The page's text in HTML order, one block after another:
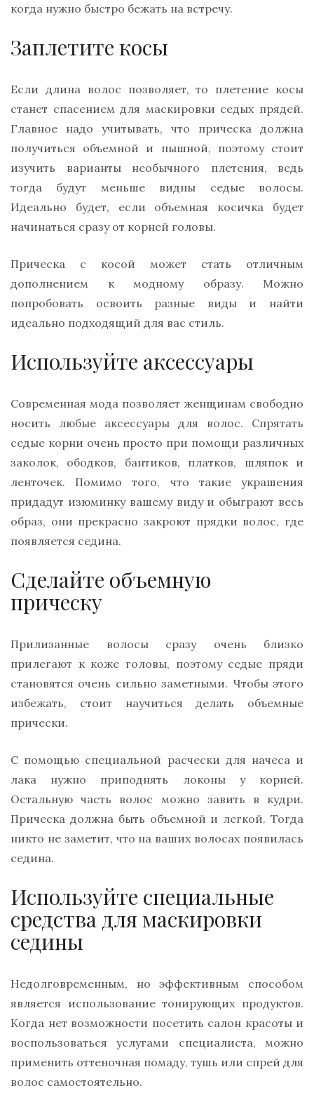
когда нужно быстро бежать на встречу.
Заплетите косы
Если длина волос позволяет, то плетение косы
станет спасением для маскировки седых прядей.
Главное надо учитывать, что прическа должна
получиться объемной и пышной, поэтому стоит
изучить варианты необычного плетения, ведь
тогда будут меньше видны седые волосы.
Идеально будет, если объемная косичка будет
начинаться сразу от корней головы.
Прическа с косой может стать отличным
дополнением к модному образу. Можно
попробовать освоить разные виды и найти
идеально подходящий для вас стиль.
Используйте аксессуары
Современная мода позволяет женщинам свободно
носить любые аксессуары для волос. Спрятать
седые корни очень просто при помощи различных
заколок, ободков, бантиков, платков, шляпок и
ленточек. Помимо того, что такие украшения
придадут изюминку вашему виду и обыграют весь
образ, они прекрасно закроют прядки волос, где
появляется седина.
Сделайте объемную
прическу
Прилизанные волосы сразу очень близко
прилегают к коже головы, поэтому седые пряди
становятся очень сильно заметными. Чтобы этого
избежать, стоит научиться делать объемные
прически.
С помощью специальной расчески для начеса и
лака нужно приподнять локоны у корней.
Остальную часть волос можно завить в кудри.
Прическа должна быть объемной и легкой. Тогда
никто не заметит, что на ваших волосах появилась
седина.
Используйте специальные
средства для маскировки
седины
Недолговременным, но эффективным способом
является использование тонирующих продуктов.
Когда нет возможности посетить салон красоты и
воспользоваться услугами специалиста, можно
применить оттеночная помаду, тушь или спрей для
волос самостоятельно.